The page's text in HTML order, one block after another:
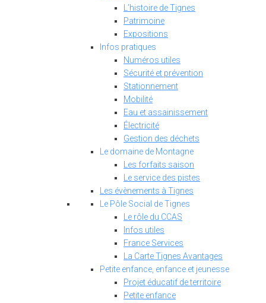
L’histoire de Tignes
Patrimoine
Expositions
Infos pratiques
Numéros utiles
Sécurité et prévention
Stationnement
Mobilité
Eau et assainissement
Électricité
Gestion des déchets
Le domaine de Montagne
Les forfaits saison
Le service des pistes
Les évènements à Tignes
Le Pôle Social de Tignes
Le rôle du CCAS
Infos utiles
France Services
La Carte Tignes Avantages
Petite enfance, enfance et jeunesse
Projet éducatif de territoire
Petite enfance